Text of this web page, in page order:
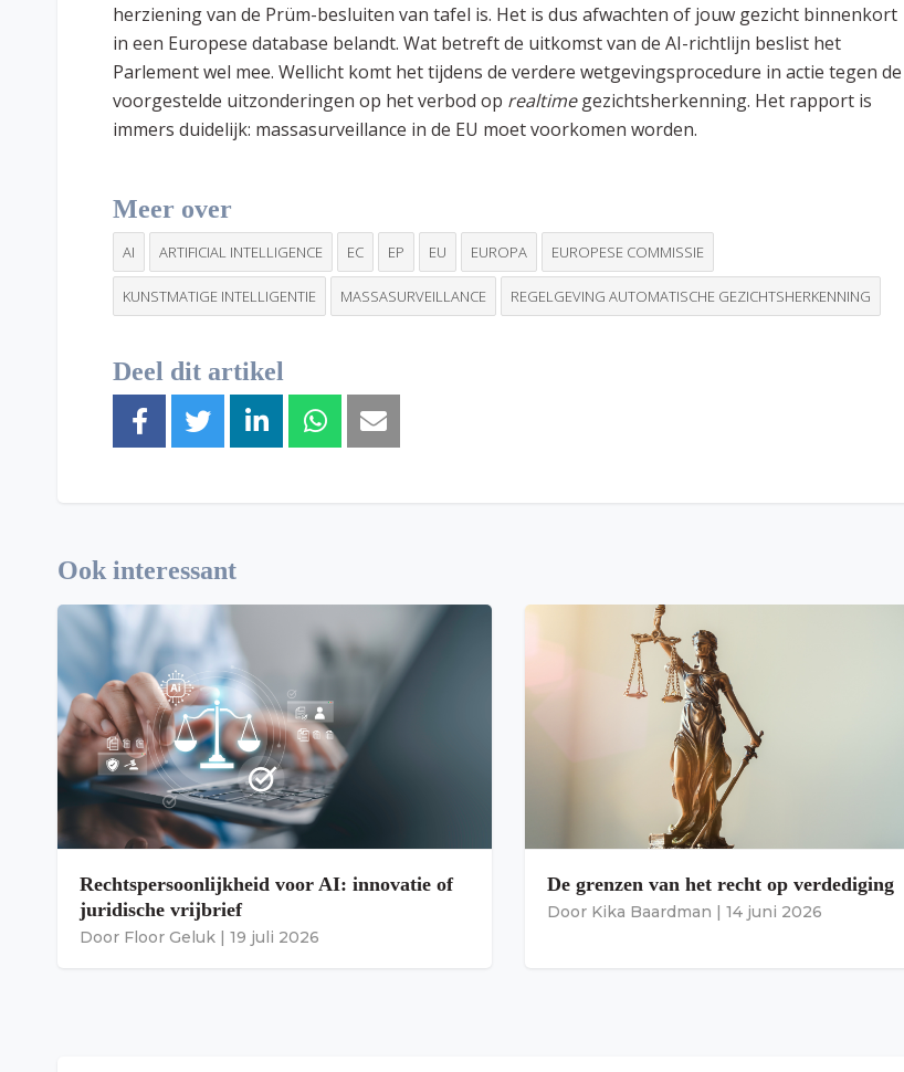
herziening van de Prüm-besluiten van tafel is. Het is dus afwachten of jouw gezicht binnenkort
in een Europese database belandt. Wat betreft de uitkomst van de AI-richtlijn beslist het
Parlement wel mee. Wellicht komt het tijdens de verdere wetgevingsprocedure in actie tegen de
voorgestelde uitzonderingen op het verbod op realtimegezichtsherkenning. Het rapport is
immers duidelijk: massasurveillance in de EU moet voorkomen worden.
Meer over
AI ARTIFICIAL INTELLIGENCE EC EP EU EUROPA EUROPESE COMMISSIE
KUNSTMATIGE INTELLIGENTIE MASSASURVEILLANCE REGELGEVING AUTOMATISCHE GEZICHTSHERKENNING
Deel dit artikel
Ook interessant
Rechtspersoonlijkheid voor AI: innovatie of
juridische vrijbrief
Door Floor Geluk | 19 juli 2026
De grenzen van het recht op verdediging
Door Kika Baardman | 14 juni 2026